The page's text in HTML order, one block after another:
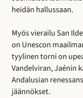
heidän hallussaan.
Myös vierailu San
on Unescon
tyylinen torni on
Vandelviran, Jaénin
Andalusian
jäännökset.